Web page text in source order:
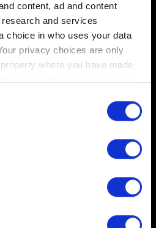
content, ad and content
and services
choice in who uses your data
privacy choices are only
where you have made
about your geographical
by actively scanning it for